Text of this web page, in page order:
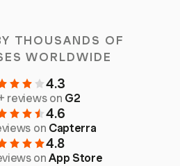
THOUSANDS OF
WORLDWIDE
4.3
reviews on G2
4.6
on Capterra
4.8
onApp Store